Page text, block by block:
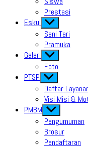
Prestasi
Eskul Show
sub
menu
Seni Tari
Pramuka
Galeri Show
sub
menu
Foto
PTSP Show
sub
menu
Daftar
Visi Misi &
PMBM Show
sub
menu
Pengumuman
Brosur
Pendaftaran